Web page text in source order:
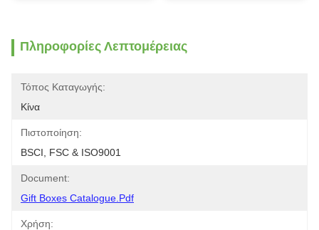
Πληροφορίες Λεπτομέρειας
Τόπος Καταγωγής:
Κίνα
Πιστοποίηση:
BSCI, FSC & ISO9001
Document:
Gift Boxes Catalogue.pdf
Χρήση: